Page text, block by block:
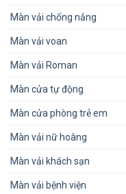
Màn vải chống nắng
Màn vải voan
Màn vải Roman
Màn cửa tự động
Màn cửa phòng trẻ em
Màn vải nữ hoàng
Màn vải khách sạn
Màn vải bệnh viện